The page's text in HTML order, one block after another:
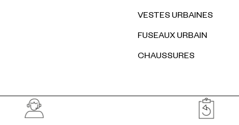
VESTES URBAINES
FUSEAUX URBAIN
CHAUSSURES
Réassurances